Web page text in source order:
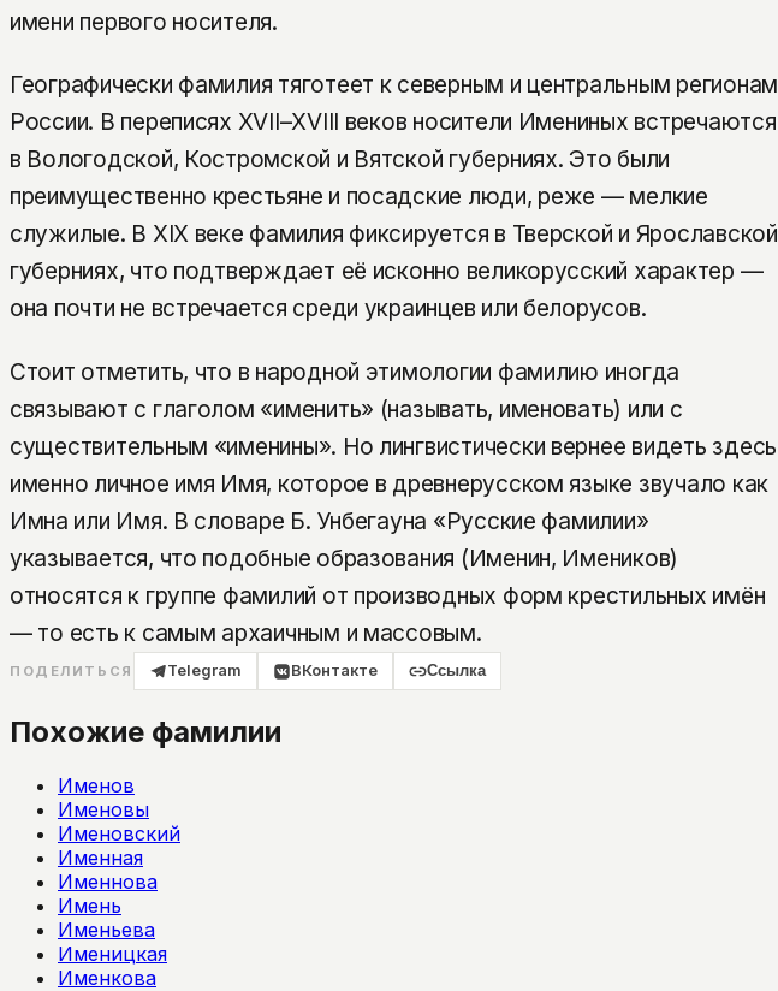
имени первого носителя.
Географически фамилия тяготеет к северным и центральным регионам
России. В переписях XVII–XVIII веков носители Имениных встречаются
в Вологодской, Костромской и Вятской губерниях. Это были
преимущественно крестьяне и посадские люди, реже — мелкие
служилые. В XIX веке фамилия фиксируется в Тверской и Ярославской
губерниях, что подтверждает её исконно великорусский характер —
она почти не встречается среди украинцев или белорусов.
Стоит отметить, что в народной этимологии фамилию иногда
связывают с глаголом «именить» (называть, именовать) или с
существительным «именины». Но лингвистически вернее видеть здесь
именно личное имя Имя, которое в древнерусском языке звучало как
Имѣна или Имя. В словаре Б. Унбегауна «Русские фамилии»
указывается, что подобные образования (Именин, Имеников)
относятся к группе фамилий от производных форм крестильных имён
— то есть к самым архаичным и массовым.
ПОДЕЛИТЬСЯ Telegram ВКонтакте Ссылка
Похожие фамилии
Именов
Именовы
Именовский
Именная
Именнова
Имень
Именьева
Именицкая
Именкова